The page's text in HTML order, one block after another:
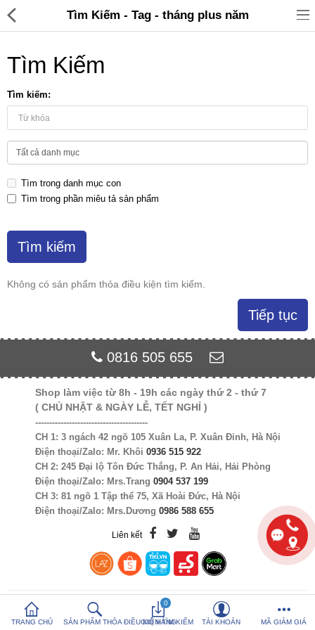
Điện gia dụng
Đồ tiện ích
Sản phẩm khác
Hotline: 0816 505 655
Tải App SanHangRe nhận Quà
TRANG CHỦ SẢN PHẨM THỎA ĐIỀU KIỆN TÌM KIẾM
0
GIỎ HÀNG TÀI KHOẢN MÃ GIẢM GIÁ
Tìm Kiếm - Tag - tháng plus năm
Tìm Kiếm
Tìm kiếm:
Tìm trong danh mục con
Tìm trong phần miêu tả sản phẩm
Không có sản phẩm thỏa điều kiện tìm kiếm.
Tiếp tục
0816 505 655
Shop làm việc từ 8h - 19h các ngày thứ 2 - thứ 7
( CHỦ NHẬT & NGÀY LỄ, TẾT NGHỈ )
----------------------------------------
CH 1: 3 ngách 42 ngõ 105 Xuân La, P. Xuân Đỉnh, Hà Nội
Điện thoại/Zalo: Mr. Khôi 0936 515 922
CH 2: 245 Đại lộ Tôn Đức Thắng, P. An Hải, Hải Phòng
Điện thoại/Zalo: Mrs.Trang 0904 537 199
CH 3: 81 ngõ 1 Tập thể 75, Xã Hoài Đức, Hà Nội
Điện thoại/Zalo: Mrs.Dương 0986 588 655
Liên kết